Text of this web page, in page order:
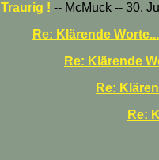
Traurig ! -- McMuck -- 30.
Re: Klärende Worte...
Re: Klärende
Re:
Re: